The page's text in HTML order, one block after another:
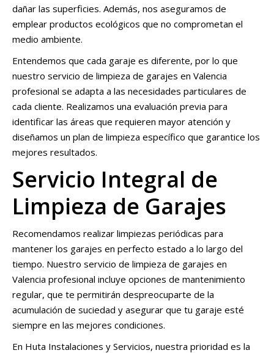
dañar las superficies. Además, nos aseguramos de
emplear productos ecológicos que no comprometan el
medio ambiente.
Entendemos que cada garaje es diferente, por lo que
nuestro servicio de limpieza de garajes en Valencia
profesional se adapta a las necesidades particulares de
cada cliente. Realizamos una evaluación previa para
identificar las áreas que requieren mayor atención y
diseñamos un plan de limpieza específico que garantice los
mejores resultados.
Servicio Integral de
Limpieza de Garajes
Recomendamos realizar limpiezas periódicas para
mantener los garajes en perfecto estado a lo largo del
tiempo. Nuestro servicio de limpieza de garajes en
Valencia profesional incluye opciones de mantenimiento
regular, que te permitirán despreocuparte de la
acumulación de suciedad y asegurar que tu garaje esté
siempre en las mejores condiciones.
En Huta Instalaciones y Servicios, nuestra prioridad es la